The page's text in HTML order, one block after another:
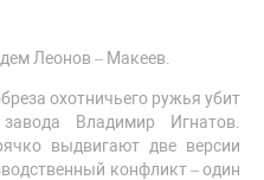
Леонов – Макеев.
охотничьего ружья убит
Владимир Игнатов.
выдвигают две версии
конфликт – один